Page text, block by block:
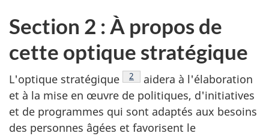
Section 2 : À propos de
cette optique stratégique
L'optique stratégique Note de bas de page
2
aidera à l'élaboration
et à la mise en œuvre de politiques, d'initiatives
et de programmes qui sont adaptés aux besoins
des personnes âgées et favorisent le